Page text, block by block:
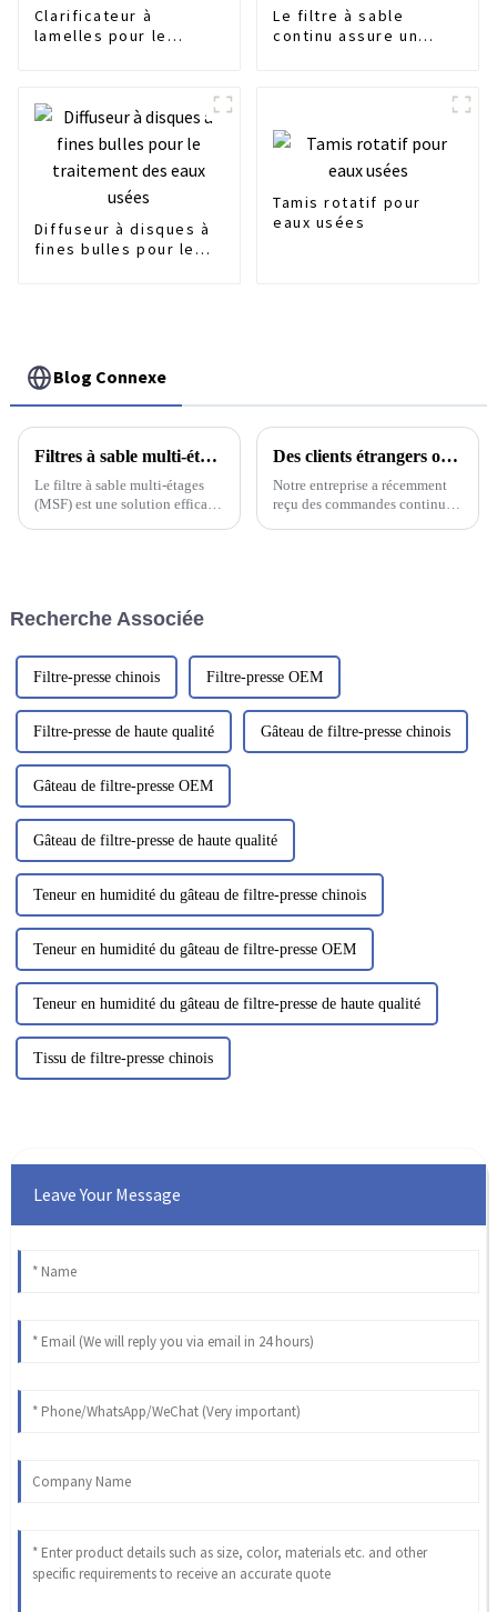
Clarificateur à
lamelles pour le
Le filtre à sable
continu assure un
Diffuseur à disques à
fines bulles pour le
Tamis rotatif pour
eaux usées
Blog Connexe
Filtres à sable multi-étages : adaptés à différents traitements des eaux usées industrielles
Le filtre à sable multi-étages
(MSF) est une solution efficace
Des clients étrangers ont visité notre usine
Notre entreprise a récemment
reçu des commandes continues
Recherche Associée
Filtre-presse chinois Filtre-presse OEM
Filtre-presse de haute qualité Gâteau de filtre-presse chinois
Gâteau de filtre-presse OEM
Gâteau de filtre-presse de haute qualité
Teneur en humidité du gâteau de filtre-presse chinois
Teneur en humidité du gâteau de filtre-presse OEM
Teneur en humidité du gâteau de filtre-presse de haute qualité
Tissu de filtre-presse chinois
Leave Your Message